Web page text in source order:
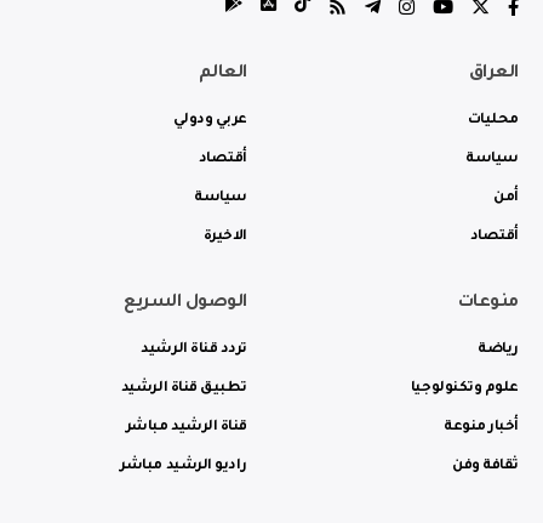
العراق
محليات
سياسة
أمن
أقتصاد
العالم
عربي ودولي
أقتصاد
سياسة
الاخيرة
منوعات
رياضة
علوم وتكنولوجيا
أخبار منوعة
ثقافة وفن
الوصول السريع
تردد قناة الرشيد
تطبيق قناة الرشيد
قناة الرشيد مباشر
راديو الرشيد مباشر